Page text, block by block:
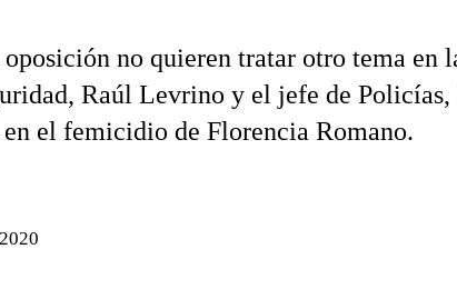
no quieren tratar otro tema en
Raúl Levrino y el jefe de
el femicidio de Florencia Romano.